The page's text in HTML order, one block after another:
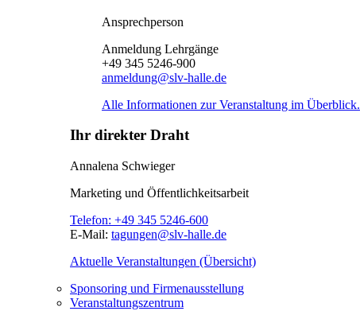
Ansprechperson
Anmeldung Lehrgänge
+49 345 5246-900
anmeldung@slv-halle.de
Alle Informationen zur Veranstaltung im Überblick.
Ihr direkter Draht
Annalena Schwieger
Marketing und Öffentlichkeitsarbeit
Telefon: +49 345 5246-600
E-Mail: tagungen@slv-halle.de
Aktuelle Veranstaltungen (Übersicht)
Sponsoring und Firmenausstellung
Veranstaltungszentrum